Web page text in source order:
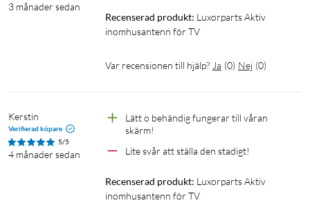
3 månader sedan
Recenserad produkt: Luxorparts Aktiv
inomhusantenn för TV
Var recensionen till hjälp? Ja (0) Nej (0)
Kerstin
Verifierad köpare
5/5
4 månader sedan
Lätt o behändig fungerar till våran
skärm!
Lite svår att ställa den stadigt!
Recenserad produkt: Luxorparts Aktiv
inomhusantenn för TV